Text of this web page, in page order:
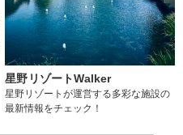
星野リゾートWalker
星野リゾートが運営する多彩な施設の
最新情報をチェック！